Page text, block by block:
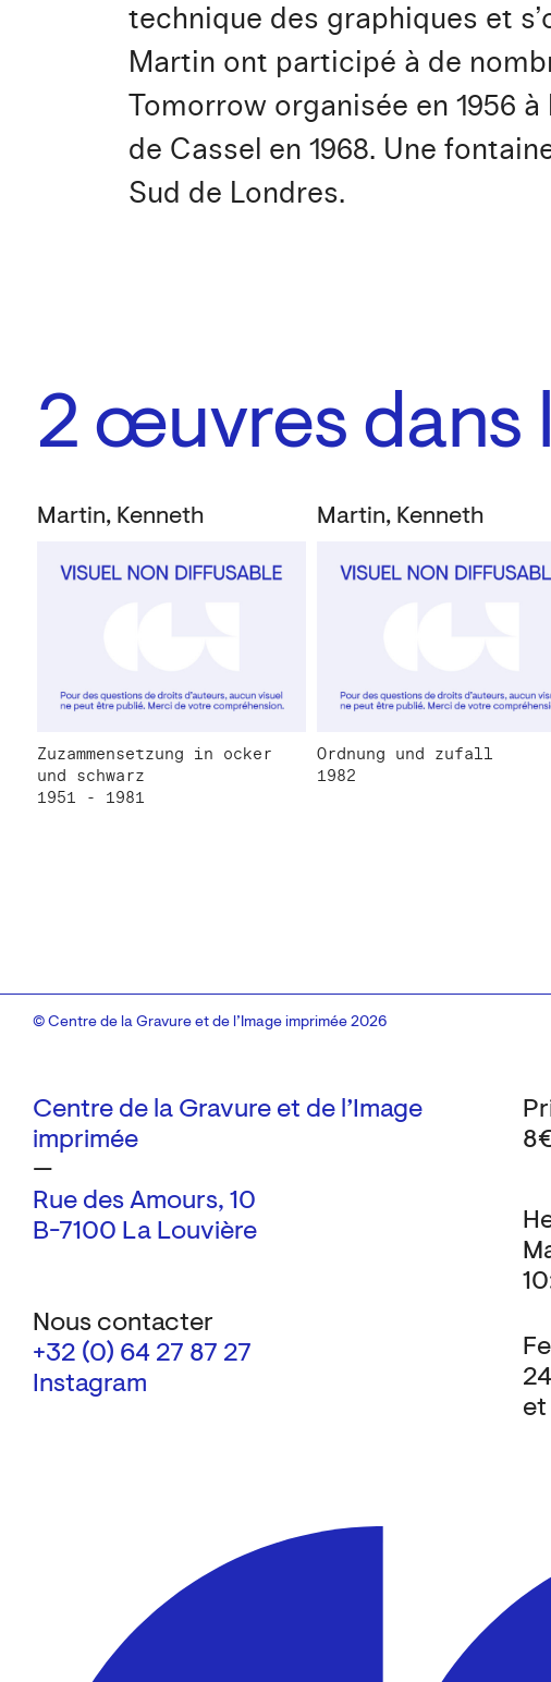
technique des graphiques et
Martin ont participé à de
Tomorrow organisée en 1956
de Cassel en 1968. Une
Sud de Londres.
2 œuvres dans
Martin, Kenneth
Zuzammensetzung in ocker
und schwarz
1951 - 1981
Martin, Kenneth
Ordnung und zufall
1982
Centre de la Gravure et de l’Image
imprimée
—
Rue des Amours, 10
B-7100 La Louvière
Nous contacter
+32 (0) 64 27 87 27
Instagram
et
© Centre de la Gravure et de l’Image imprimée 2026